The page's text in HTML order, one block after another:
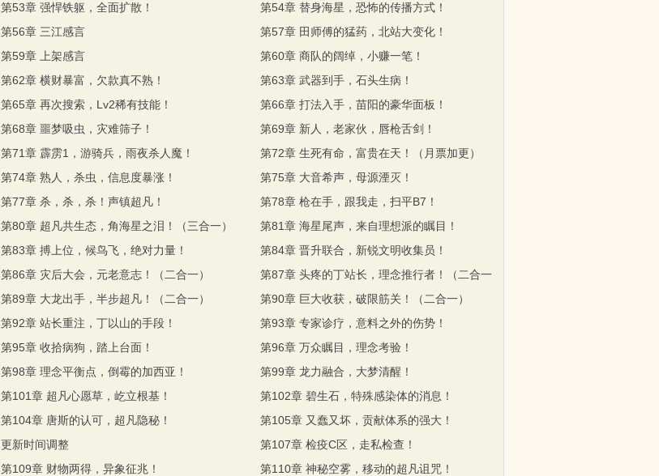
第54章 替身海星，恐怖的传播方式！
第53章 强悍铁躯，全面扩散！
第57章 田师傅的猛药，北站大变化！
第56章 三江感言
第60章 商队的阔绰，小赚一笔！
第59章 上架感言
第63章 武器到手，石头生病！
第62章 横财暴富，欠款真不熟！
第66章 打法入手，苗阳的豪华面板！
第65章 再次搜索，Lv2稀有技能！
第69章 新人，老家伙，唇枪舌剑！
第68章 噩梦吸虫，灾难筛子！
第72章 生死有命，富贵在天！（月票加更）
第71章 霹雳1，游骑兵，雨夜杀人魔！
第75章 大音希声，母源湮灭！
第74章 熟人，杀虫，信息度暴涨！
第78章 枪在手，跟我走，扫平B7！
第77章 杀，杀，杀！声镇超凡！
第81章 海星尾声，来自理想派的瞩目！
第80章 超凡共生态，角海星之泪！（三合一）
第84章 晋升联合，新锐文明收集员！
第83章 搏上位，候鸟飞，绝对力量！
第87章 头疼的丁站长，理念推行者！（二合一
第86章 灾后大会，元老意志！（二合一）
第90章 巨大收获，破限筋关！（二合一）
第89章 大龙出手，半步超凡！（二合一）
第93章 专家诊疗，意料之外的伤势！
第92章 站长重注，丁以山的手段！
第96章 万众瞩目，理念考验！
第95章 收拾病狗，踏上台面！
第99章 龙力融合，大梦清醒！
第98章 理念平衡点，倒霉的加西亚！
第102章 碧生石，特殊感染体的消息！
第101章 超凡心愿草，屹立根基！
第105章 又蠢又坏，贡献体系的强大！
第104章 唐斯的认可，超凡隐秘！
第107章 检疫C区，走私检查！
更新时间调整
第110章 神秘空雾，移动的超凡诅咒！
第109章 财物两得，异象征兆！